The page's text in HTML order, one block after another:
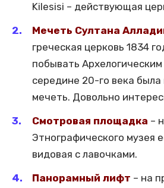
Kilesisi – действующая
Мечеть Султана
греческая церковь 1834
побывать
середине 20-го века
мечеть. Довольно
Смотровая площадка –
Этнографического музея
видовая с лавочками.
Панорамный лифт – на